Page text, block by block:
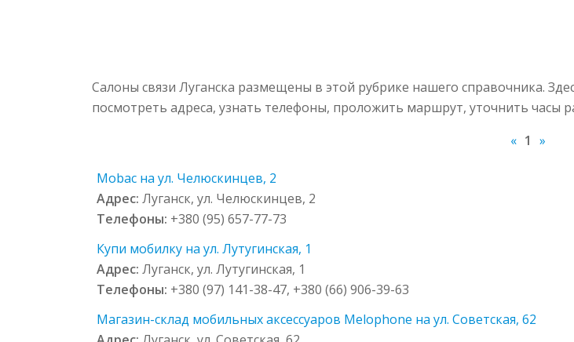
Салоны связи Луганска размещены в этой рубрике нашего справочника.
посмотреть адреса, узнать телефоны, проложить маршрут, уточнить часы
« 1 »
Mobac на ул. Челюскинцев, 2
Адрес:Луганск, ул. Челюскинцев, 2
Телефоны: +380 (95) 657-77-73
Купи мобилку на ул. Лутугинская, 1
Адрес:Луганск, ул. Лутугинская, 1
Телефоны: +380 (97) 141-38-47, +380 (66) 906-39-63
Магазин-склад мобильных аксессуаров Melophone на ул. Советская, 62